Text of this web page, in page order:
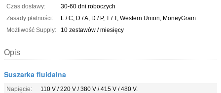
Czas dostawy:
30-60 dni roboczych
Zasady płatności:
L / C, D / A, D / P, T / T, Western Union, MoneyGram
Możliwość Supply:
10 zestawów / miesięcy
Opis
Suszarka fluidalna
Napięcie:
110 V / 220 V / 380 V / 415 V / 480 V.